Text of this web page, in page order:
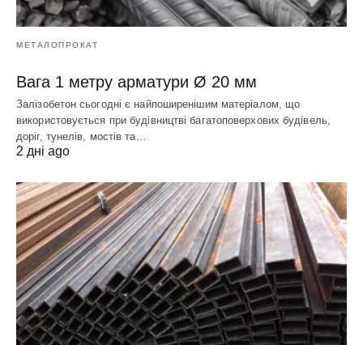
МЕТАЛОПРОКАТ
Вага 1 метру арматури Ø 20 мм
Залізобетон сьогодні є найпоширенішим матеріалом, що
використовується при будівництві багатоповерхових будівель,
доріг, тунелів, мостів та…
2 дні ago